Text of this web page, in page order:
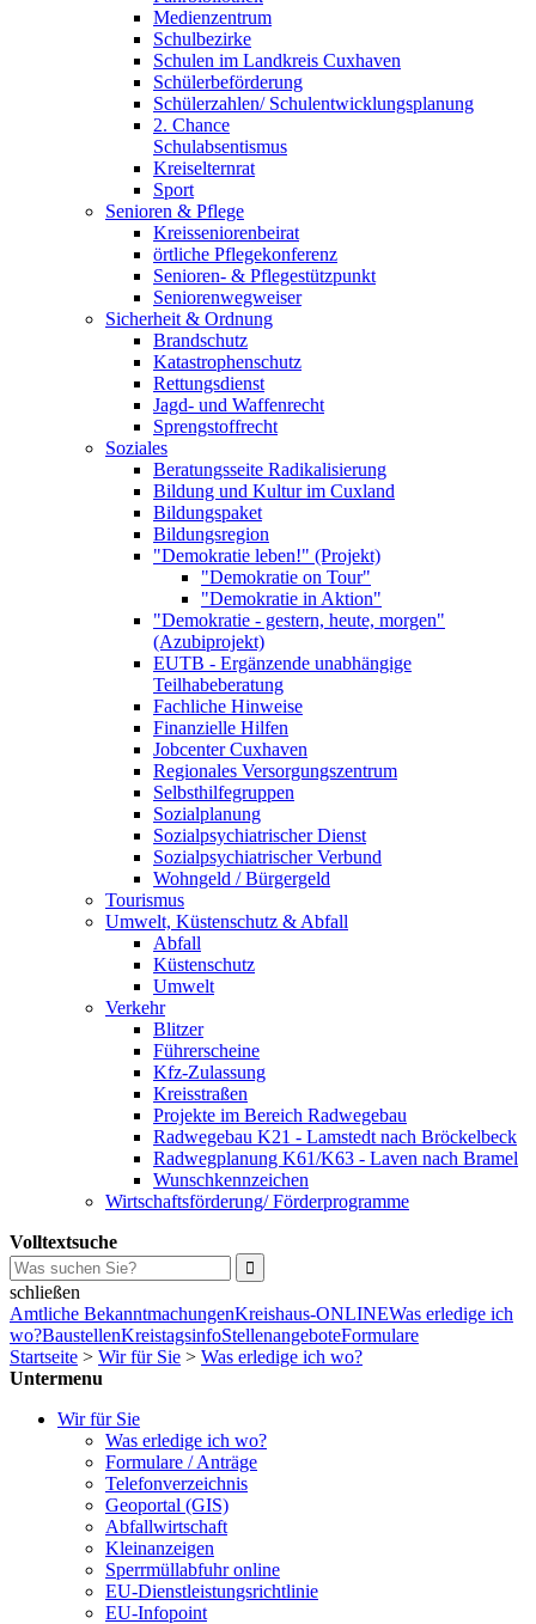
Medienzentrum
Schulbezirke
Schulen im Landkreis Cuxhaven
Schülerbeförderung
Schülerzahlen/ Schulentwicklungsplanung
2. Chance
Schulabsentismus
Kreiselternrat
Sport
Senioren & Pflege
Kreisseniorenbeirat
örtliche Pflegekonferenz
Senioren- & Pflegestützpunkt
Seniorenwegweiser
Sicherheit & Ordnung
Brandschutz
Katastrophenschutz
Rettungsdienst
Jagd- und Waffenrecht
Sprengstoffrecht
Soziales
Beratungsseite Radikalisierung
Bildung und Kultur im Cuxland
Bildungspaket
Bildungsregion
"Demokratie leben!" (Projekt)
"Demokratie on Tour"
"Demokratie in Aktion"
"Demokratie - gestern, heute, morgen"
(Azubiprojekt)
EUTB - Ergänzende unabhängige
Teilhabeberatung
Fachliche Hinweise
Finanzielle Hilfen
Jobcenter Cuxhaven
Regionales Versorgungszentrum
Selbsthilfegruppen
Sozialplanung
Sozialpsychiatrischer Dienst
Sozialpsychiatrischer Verbund
Wohngeld / Bürgergeld
Tourismus
Umwelt, Küstenschutz & Abfall
Abfall
Küstenschutz
Umwelt
Verkehr
Blitzer
Führerscheine
Kfz-Zulassung
Kreisstraßen
Projekte im Bereich Radwegebau
Radwegebau K21 - Lamstedt nach Bröckelbeck
Radwegplanung K61/K63 - Laven nach Bramel
Wunschkennzeichen
Wirtschaftsförderung/ Förderprogramme
Volltextsuche
schließen
Amtliche BekanntmachungenKreishaus-ONLINEWas erledige ich
wo?BaustellenKreistagsinfoStellenangeboteFormulare
Startseite > Wir für Sie > Was erledige ich wo?
Untermenu
Wir für Sie
Was erledige ich wo?
Formulare / Anträge
Telefonverzeichnis
Geoportal (GIS)
Abfallwirtschaft
Kleinanzeigen
Sperrmüllabfuhr online
EU-Dienstleistungsrichtlinie
EU-Infopoint